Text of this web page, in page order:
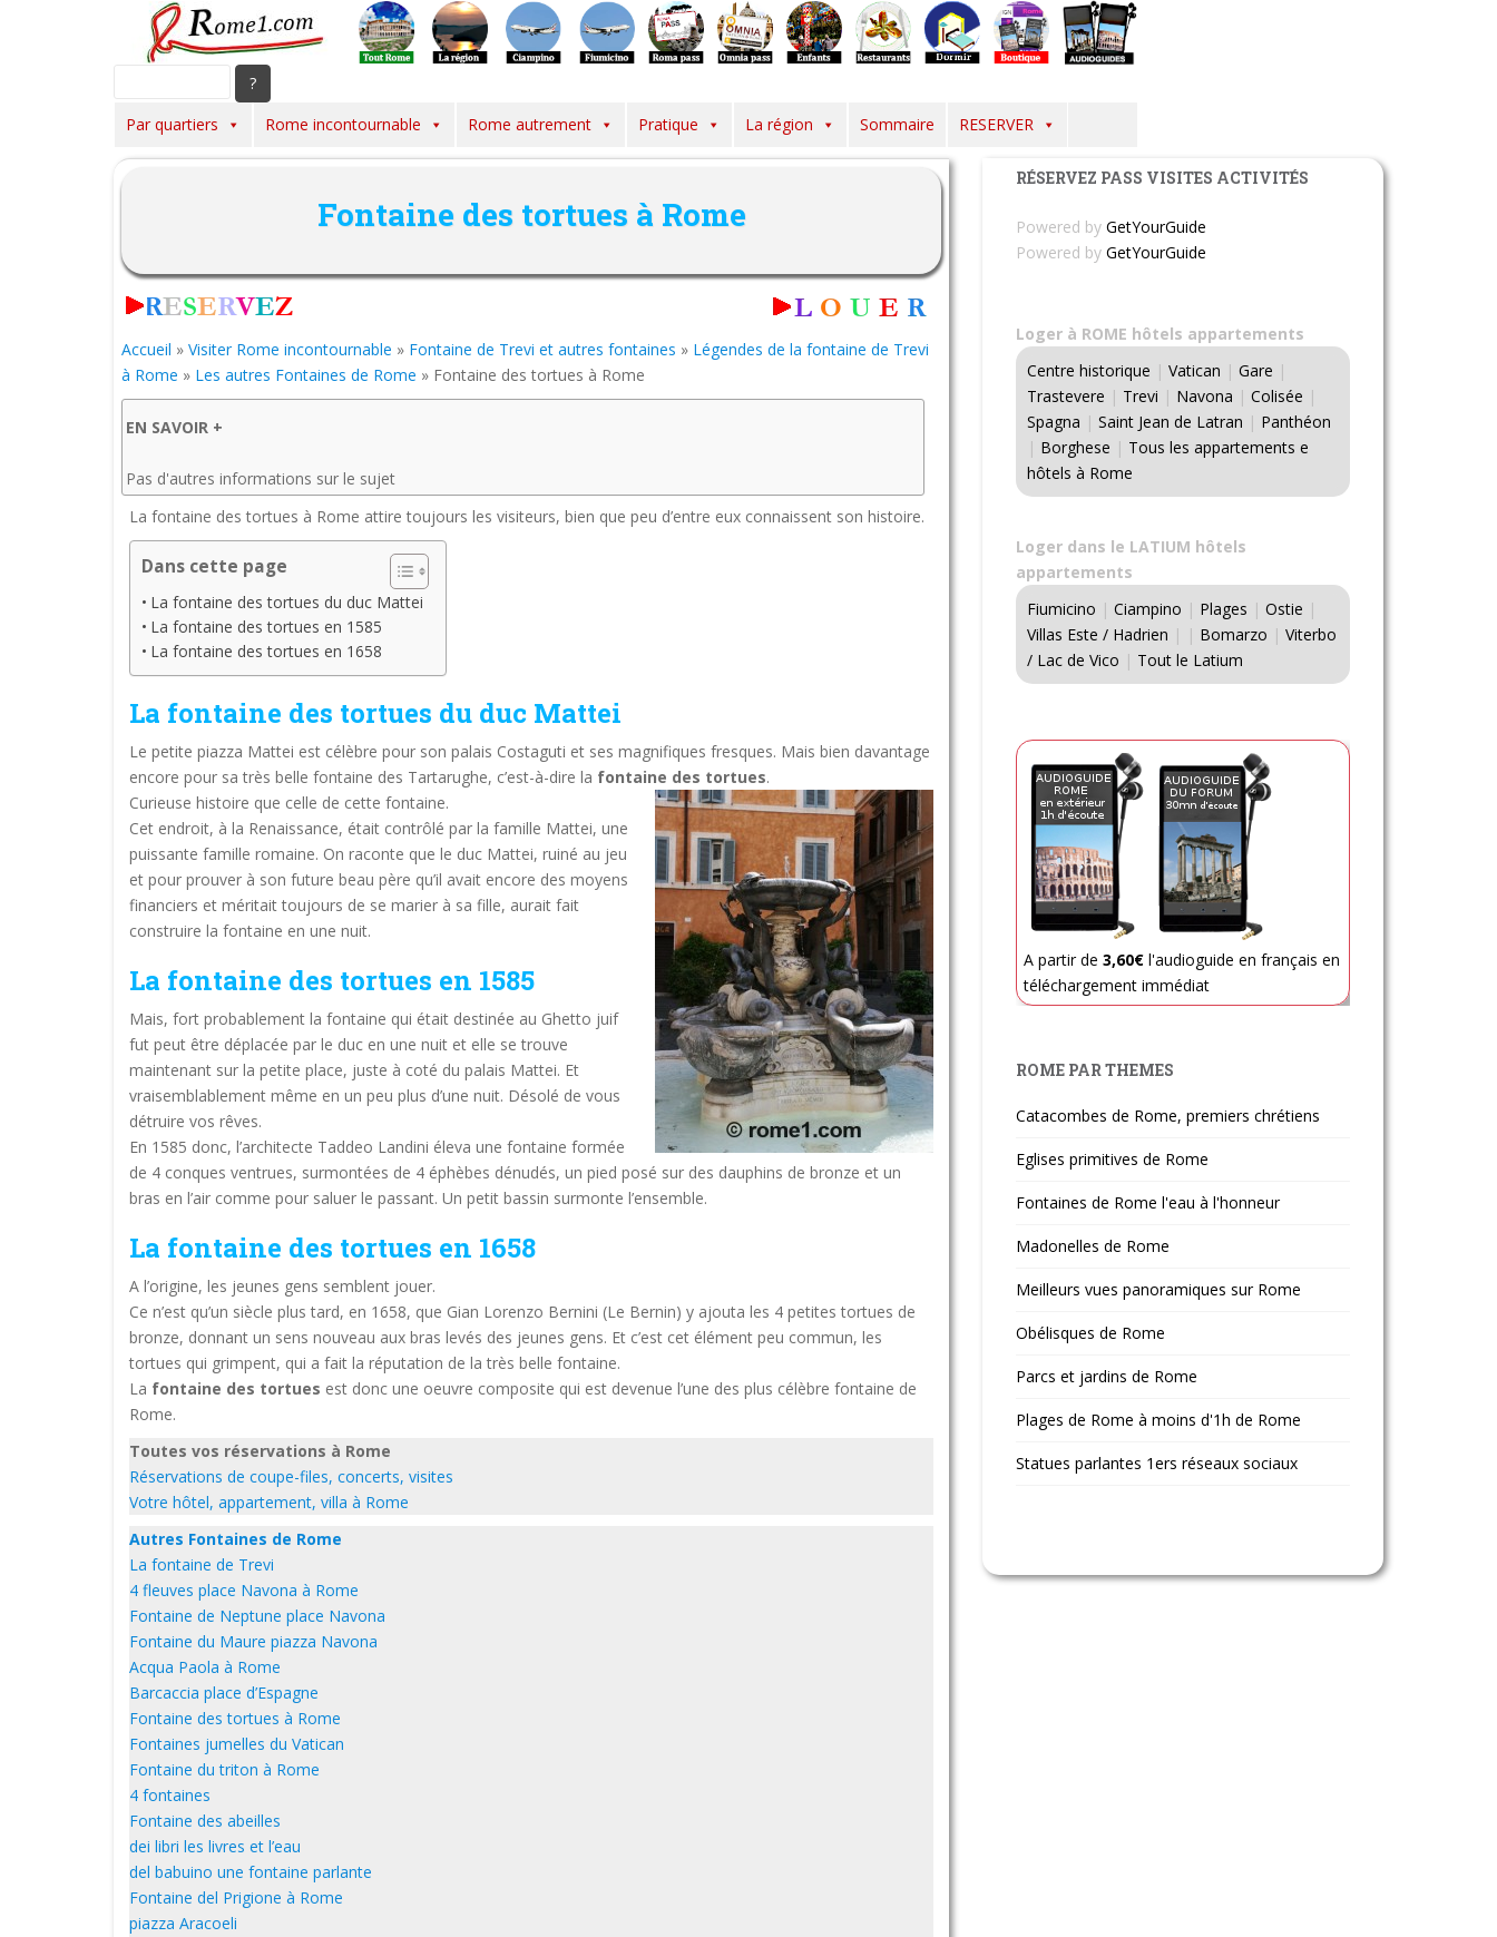
Par quartiers Rome incontournable Rome autrement Pratique La région Sommaire RESERVER
Fontaine des tortues à Rome
Accueil » Visiter Rome incontournable » Fontaine de Trevi et autres fontaines » Légendes de la fontaine de Trevi
à Rome » Les autres Fontaines de Rome » Fontaine des tortues à Rome
EN SAVOIR +
Pas d'autres informations sur le sujet
La fontaine des tortues à Rome attire toujours les visiteurs, bien que peu d’entre eux connaissent son histoire.
Dans cette page
La fontaine des tortues du duc Mattei
La fontaine des tortues en 1585
La fontaine des tortues en 1658
La fontaine des tortues du duc Mattei
Le petite piazza Mattei est célèbre pour son palais Costaguti et ses magnifiques fresques. Mais bien davantage
encore pour sa très belle fontaine des Tartarughe, c’est-à-dire la fontaine des tortues.
Curieuse histoire que celle de cette fontaine.
Cet endroit, à la Renaissance, était contrôlé par la famille Mattei, une
puissante famille romaine. On raconte que le duc Mattei, ruiné au jeu
et pour prouver à son future beau père qu’il avait encore des moyens
financiers et méritait toujours de se marier à sa fille, aurait fait
construire la fontaine en une nuit.
La fontaine des tortues en 1585
Mais, fort probablement la fontaine qui était destinée au Ghetto juif
fut peut être déplacée par le duc en une nuit et elle se trouve
maintenant sur la petite place, juste à coté du palais Mattei. Et
vraisemblablement même en un peu plus d’une nuit. Désolé de vous
détruire vos rêves.
En 1585 donc, l’architecte Taddeo Landini éleva une fontaine formée
de 4 conques ventrues, surmontées de 4 éphèbes dénudés, un pied posé sur des dauphins de bronze et un
bras en l’air comme pour saluer le passant. Un petit bassin surmonte l’ensemble.
La fontaine des tortues en 1658
A l’origine, les jeunes gens semblent jouer.
Ce n’est qu’un siècle plus tard, en 1658, que Gian Lorenzo Bernini (Le Bernin) y ajouta les 4 petites tortues de
bronze, donnant un sens nouveau aux bras levés des jeunes gens. Et c’est cet élément peu commun, les
tortues qui grimpent, qui a fait la réputation de la très belle fontaine.
La fontaine des tortues est donc une oeuvre composite qui est devenue l’une des plus célèbre fontaine de
Rome.
Toutes vos réservations à Rome
Réservations de coupe-files, concerts, visites
Votre hôtel, appartement, villa à Rome
Autres Fontaines de Rome
La fontaine de Trevi
4 fleuves place Navona à Rome
Fontaine de Neptune place Navona
Fontaine du Maure piazza Navona
Acqua Paola à Rome
Barcaccia place d’Espagne
Fontaine des tortues à Rome
Fontaines jumelles du Vatican
Fontaine du triton à Rome
4 fontaines
Fontaine des abeilles
dei libri les livres et l’eau
del babuino une fontaine parlante
Fontaine del Prigione à Rome
piazza Aracoeli
RÉSERVEZ PASS VISITES ACTIVITÉS
Powered by GetYourGuide
Powered by GetYourGuide
Loger à ROME hôtels appartements
Centre historique | Vatican | Gare |
Trastevere | Trevi | Navona | Colisée |
Spagna | Saint Jean de Latran | Panthéon
| Borghese | Tous les appartements e
hôtels à Rome
Loger dans le LATIUM hôtels
appartements
Fiumicino | Ciampino | Plages | Ostie |
Villas Este / Hadrien | | Bomarzo | Viterbo
/ Lac de Vico | Tout le Latium
A partir de 3,60€ l'audioguide en français en
téléchargement immédiat
ROME PAR THEMES
Catacombes de Rome, premiers chrétiens
Eglises primitives de Rome
Fontaines de Rome l'eau à l'honneur
Madonelles de Rome
Meilleurs vues panoramiques sur Rome
Obélisques de Rome
Parcs et jardins de Rome
Plages de Rome à moins d'1h de Rome
Statues parlantes 1ers réseaux sociaux